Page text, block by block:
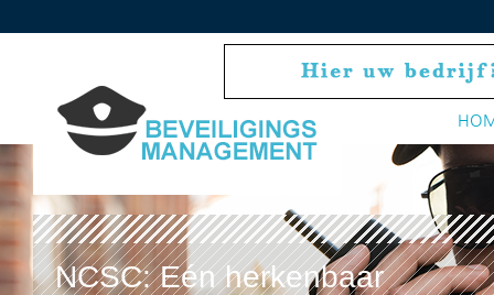
NCSC: Eén herkenbaar